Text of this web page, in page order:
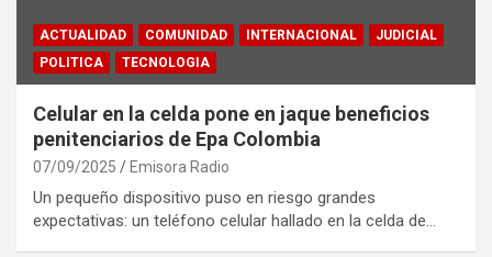
ACTUALIDAD COMUNIDAD INTERNACIONAL
JUDICIAL
POLITICA
TECNOLOGIA
Celular en la celda pone en jaque beneficios
penitenciarios de Epa Colombia
07/09/2025 Emisora Radio
Un pequeño dispositivo puso en riesgo grandes
expectativas: un teléfono celular hallado en la celda de…